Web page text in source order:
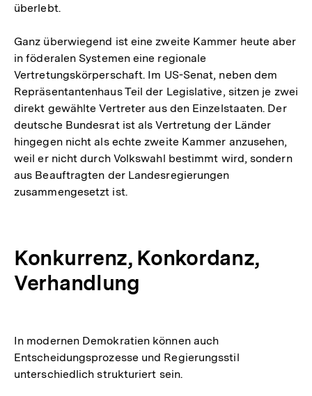
überlebt.
Ganz überwiegend ist eine zweite Kammer heute aber
in föderalen Systemen eine regionale
Vertretungskörperschaft. Im US-Senat, neben dem
Repräsentantenhaus Teil der Legislative, sitzen je zwei
direkt gewählte Vertreter aus den Einzelstaaten. Der
deutsche Bundesrat ist als Vertretung der Länder
hingegen nicht als echte zweite Kammer anzusehen,
weil er nicht durch Volkswahl bestimmt wird, sondern
aus Beauftragten der Landesregierungen
zusammengesetzt ist.
Konkurrenz, Konkordanz,
Verhandlung
In modernen Demokratien können auch
Entscheidungsprozesse und Regierungsstil
unterschiedlich strukturiert sein.